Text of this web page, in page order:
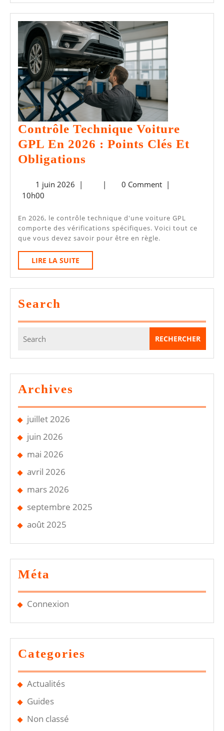
Le
Contrôle
Technique
SUITE
Contrôle Technique Voiture
GPL En 2026 : Points Clés Et
Obligations
Voiture
En
2026
:
Clés
1 juin 20261 | | 0 Comment |
10h00
En 2026, le contrôle technique d'une voiture GPL
comporte des vérifications spécifiques. Voici tout ce
que vous devez savoir pour être en règle.
LIRE LA SUITE
LA
Search
for:
Archives
juillet 2026
juin 2026
mai 2026
avril 2026
mars 2026
septembre 2025
août 2025
Méta
Connexion
Categories
Actualités
Guides
Non classé